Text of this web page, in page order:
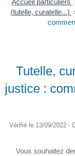
Accueil particuliers
(tutelle, curatelle...)
Tutelle,
justice :
Vérifié le 13/09/2022 -
Vous souhaitez